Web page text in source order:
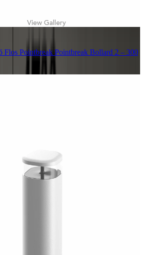
Flos Pointbreak Pointbreak Bollard 2 – 300